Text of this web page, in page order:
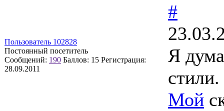
Пользователь 102828
Постоянный посетитель
Сообщений: 190 Баллов: 15 Регистрация:
28.09.2011
#
Я
стили.
Мой